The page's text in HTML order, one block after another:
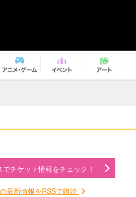
でチケット情報をチェック！
最新情報をRSSで購読